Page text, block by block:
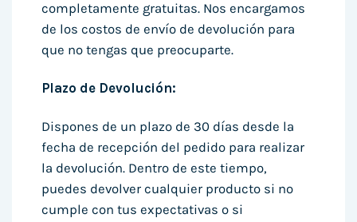
completamente gratuitas. Nos encargamos
de los costos de envío de devolución para
que no tengas que preocuparte.
Plazo de Devolución:
Dispones de un plazo de 30 días desde la
fecha de recepción del pedido para realizar
la devolución. Dentro de este tiempo,
puedes devolver cualquier producto si no
cumple con tus expectativas o si